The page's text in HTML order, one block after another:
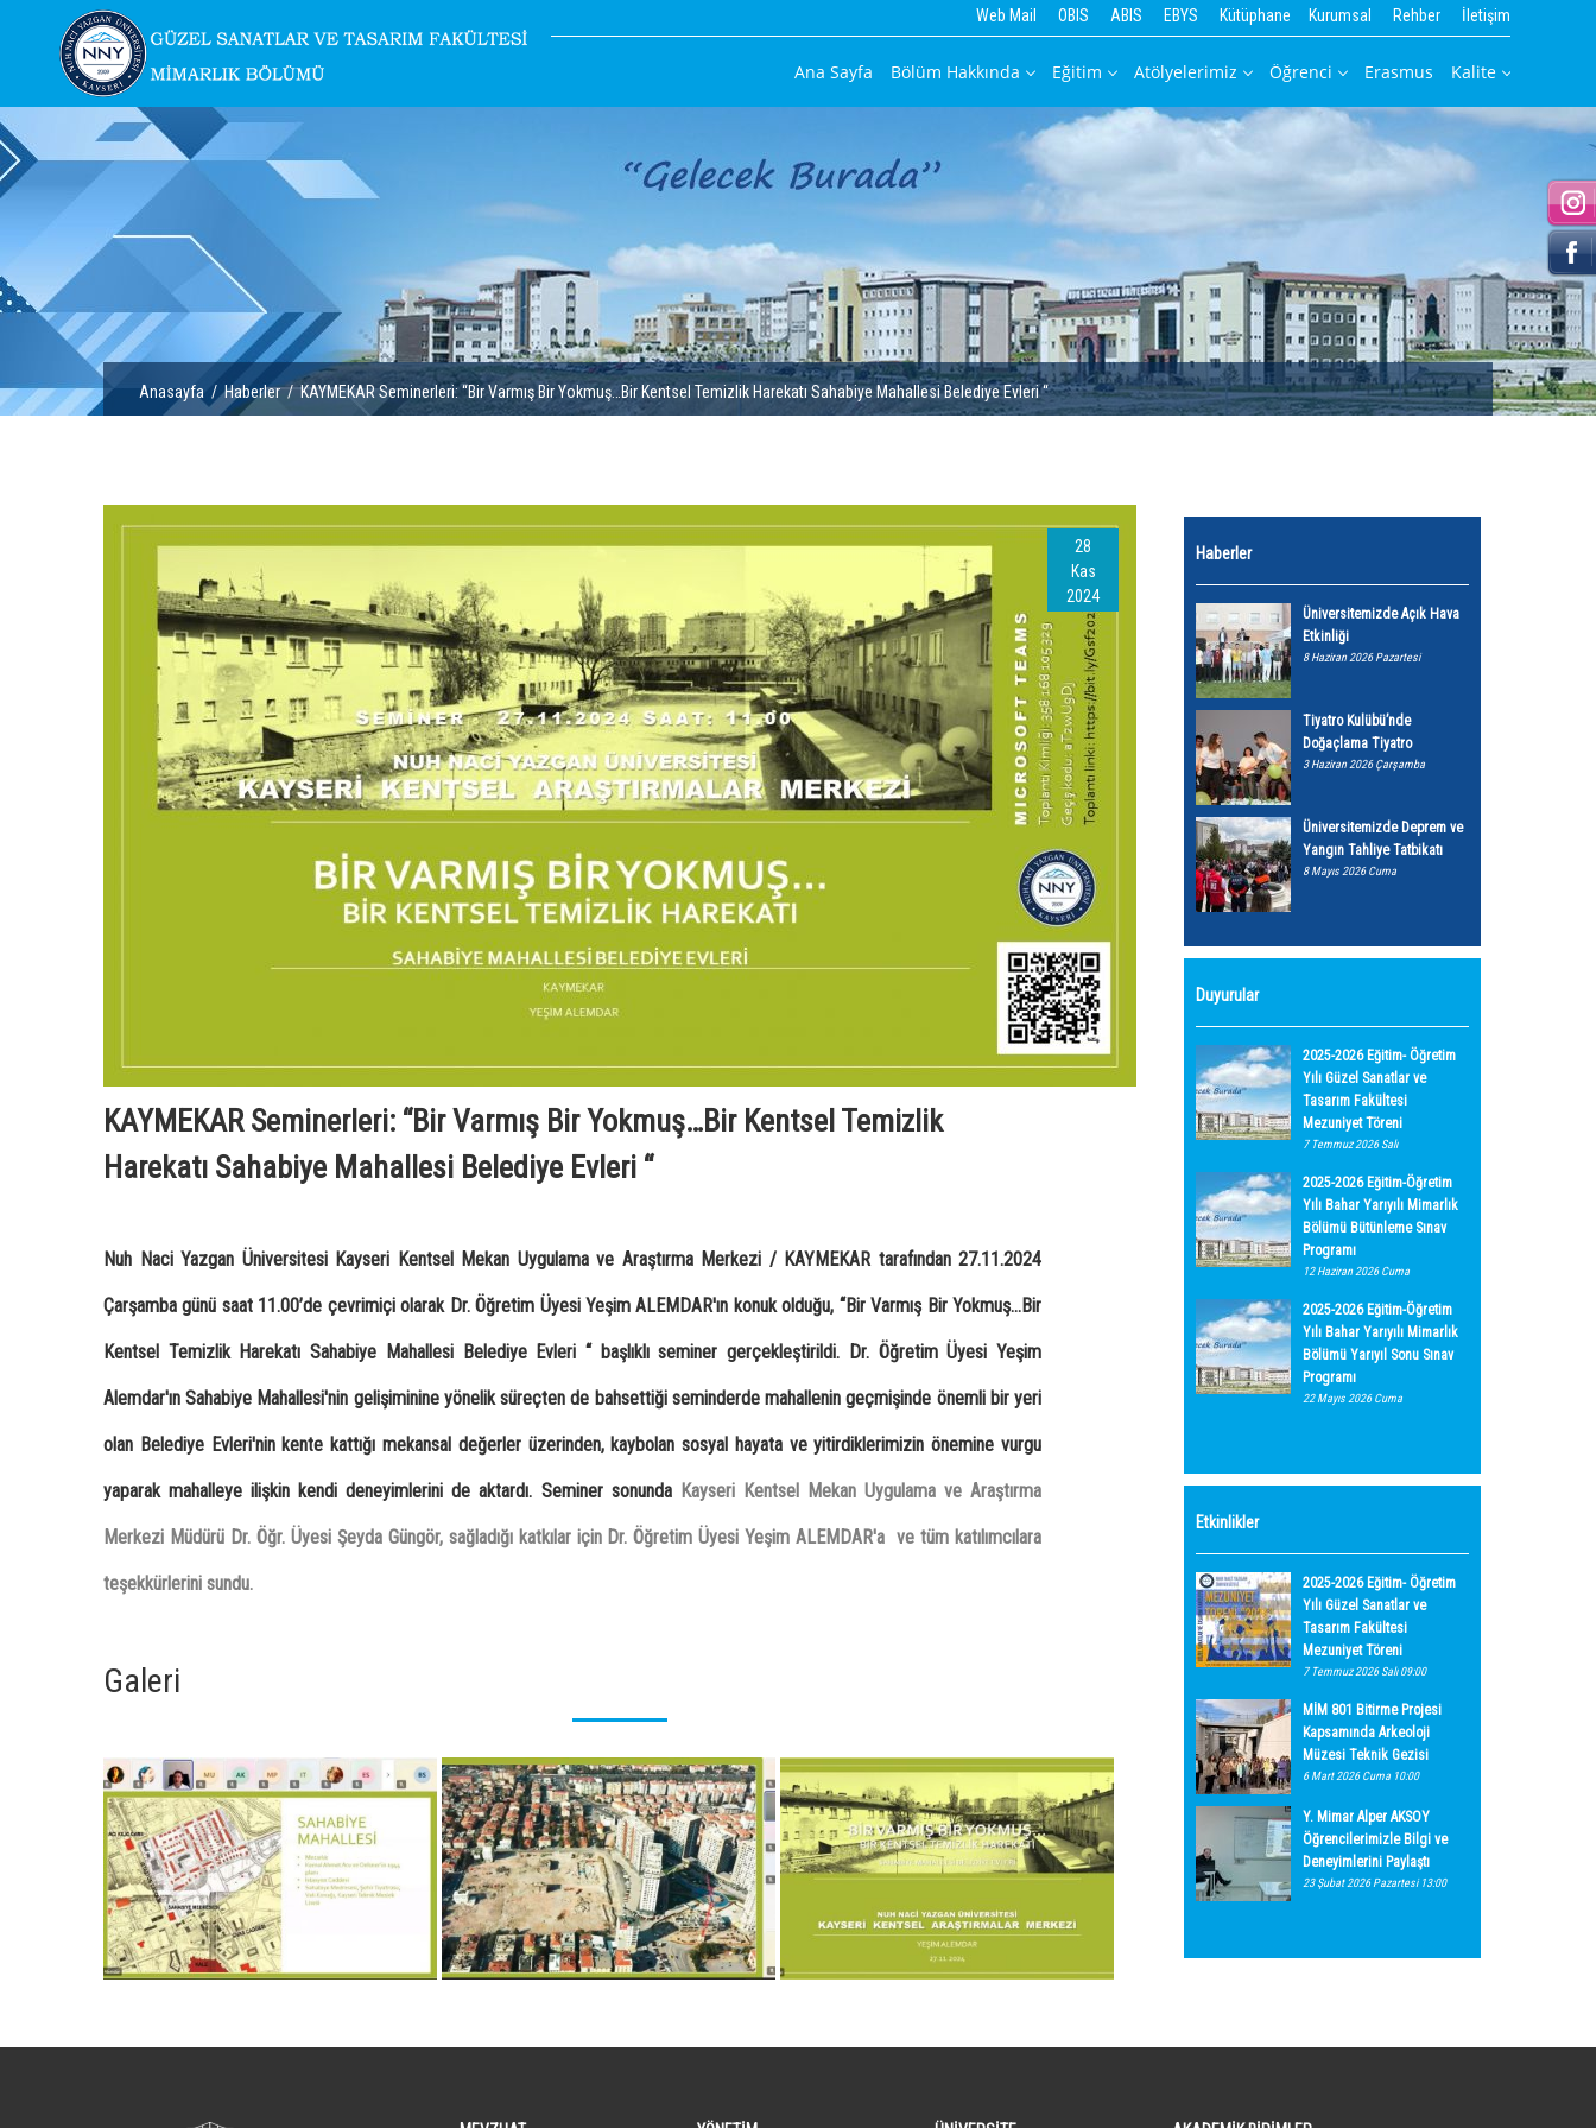
Web Mail OBIS ABIS EBYS Kütüphane Kurumsal Rehber İletişim
Ana Sayfa Bölüm Hakkında Eğitim Atölyelerimiz Öğrenci Erasmus Kalite
Anasayfa /Haberler/ KAYMEKAR Seminerleri: “Bir Varmış Bir Yokmuş…Bir Kentsel Temizlik Harekatı Sahabiye Mahallesi Belediye Evleri “
28
Kas
2024
KAYMEKAR Seminerleri: “Bir Varmış Bir Yokmuş…Bir Kentsel Temizlik
Harekatı Sahabiye Mahallesi Belediye Evleri “
Nuh Naci Yazgan Üniversitesi Kayseri Kentsel Mekan Uygulama ve Araştırma Merkezi / KAYMEKAR tarafından 27.11.2024
Çarşamba günü saat 11.00’de çevrimiçi olarak Dr. Öğretim Üyesi Yeşim ALEMDAR'ın konuk olduğu, “Bir Varmış Bir Yokmuş…Bir
Kentsel Temizlik Harekatı Sahabiye Mahallesi Belediye Evleri “ başlıklı seminer gerçekleştirildi. Dr. Öğretim Üyesi Yeşim
Alemdar'ın Sahabiye Mahallesi'nin gelişiminine yönelik süreçten de bahsettiği seminderde mahallenin geçmişinde önemli bir yeri
olan Belediye Evleri'nin kente kattığı mekansal değerler üzerinden, kaybolan sosyal hayata ve yitirdiklerimizin önemine vurgu
yaparak mahalleye ilişkin kendi deneyimlerini de aktardı. Seminer sonunda Kayseri Kentsel Mekan Uygulama ve Araştırma
Merkezi Müdürü Dr. Öğr. Üyesi Şeyda Güngör, sağladığı katkılar için Dr. Öğretim Üyesi Yeşim ALEMDAR'a ve tüm katılımcılara
teşekkürlerini sundu.
Galeri
Haberler
Üniversitemizde Açık Hava
Etkinliği
8 Haziran 2026 Pazartesi
Tiyatro Kulübü’nde
Doğaçlama Tiyatro
3 Haziran 2026 Çarşamba
Üniversitemizde Deprem ve
Yangın Tahliye Tatbikatı
8 Mayıs 2026 Cuma
Duyurular
2025-2026 Eğitim- Öğretim
Yılı Güzel Sanatlar ve
Tasarım Fakültesi
Mezuniyet Töreni
7 Temmuz 2026 Salı
2025-2026 Eğitim-Öğretim
Yılı Bahar Yarıyılı Mimarlık
Bölümü Bütünleme Sınav
Programı
12 Haziran 2026 Cuma
2025-2026 Eğitim-Öğretim
Yılı Bahar Yarıyılı Mimarlık
Bölümü Yarıyıl Sonu Sınav
Programı
22 Mayıs 2026 Cuma
Etkinlikler
2025-2026 Eğitim- Öğretim
Yılı Güzel Sanatlar ve
Tasarım Fakültesi
Mezuniyet Töreni
7 Temmuz 2026 Salı 09:00
MİM 801 Bitirme Projesi
Kapsamında Arkeoloji
Müzesi Teknik Gezisi
6 Mart 2026 Cuma 10:00
Y. Mimar Alper AKSOY
Öğrencilerimizle Bilgi ve
Deneyimlerini Paylaştı
23 Şubat 2026 Pazartesi 13:00